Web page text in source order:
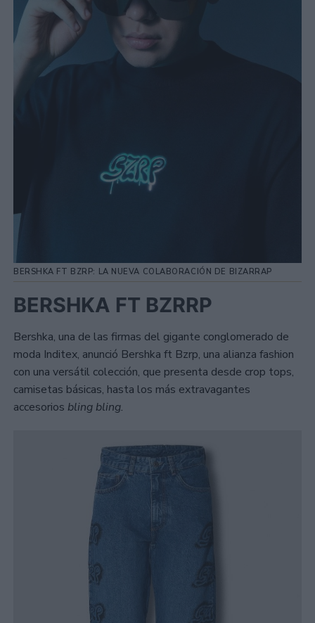
BERSHKA FT BZRP: LA NUEVA COLABORACIÓN DE BIZARRAP
BERSHKA FT BZRRP
Bershka, una de las firmas del gigante conglomerado de
moda Inditex, anunció Bershka ft Bzrp, una alianza fashion
con una versátil colección, que presenta desde crop tops,
camisetas básicas, hasta los más extravagantes
accesorios bling bling.